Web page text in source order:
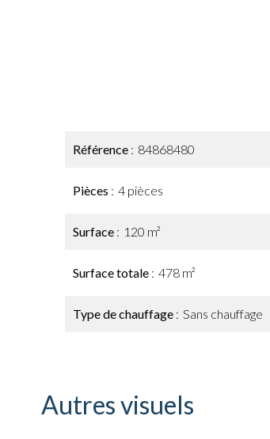
Référence 84868480
Pièces 4 pièces
Surface 120 m²
Surface totale 478 m²
Type de chauffage Sans chauffage
Autres visuels